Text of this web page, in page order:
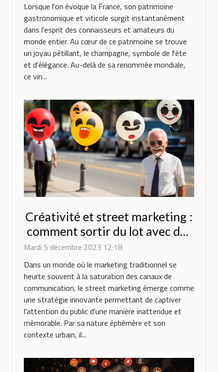
Lorsque l'on évoque la France, son patrimoine
gastronomique et viticole surgit instantanément
dans l'esprit des connaisseurs et amateurs du
monde entier. Au cœur de ce patrimoine se trouve
un joyau pétillant, le champagne, symbole de fête
et d'élégance. Au-delà de sa renommée mondiale,
ce vin...
Créativité et street marketing :
comment sortir du lot avec des
ballons originaux ?
Mardi 5 décembre 2023 12:18
Dans un monde où le marketing traditionnel se
heurte souvent à la saturation des canaux de
communication, le street marketing émerge comme
une stratégie innovante permettant de captiver
l'attention du public d'une manière inattendue et
mémorable. Par sa nature éphémère et son
contexte urbain, il...